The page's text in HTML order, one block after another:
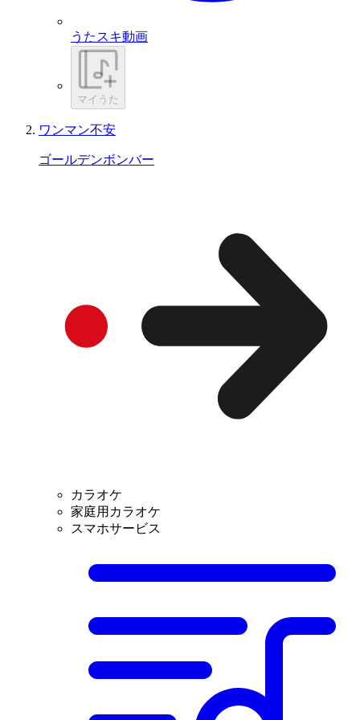
うたスキ動画
マイうた
ワンマン不安
ゴールデンボンバー
カラオケ
家庭用カラオケ
スマホサービス